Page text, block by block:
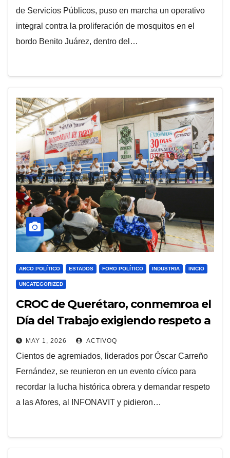
de Servicios Públicos, puso en marcha un operativo
integral contra la proliferación de mosquitos en el
bordo Benito Juárez, dentro del…
ARCO POLÍTICO ESTADOS FORO POLÍTICO INDUSTRIA INICIO
UNCATEGORIZED
CROC de Querétaro, conmemroa el
Día del Trabajo exigiendo respeto a
Afores, vivienda y aguinaldo
MAY 1, 2026 ACTIVOQ
Cientos de agremiados, liderados por Óscar Carreño
Fernández, se reunieron en un evento cívico para
recordar la lucha histórica obrera y demandar respeto
a las Afores, al INFONAVIT y pidieron…